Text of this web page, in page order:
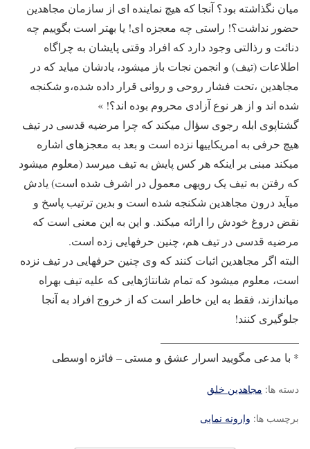
میان نگذاشته بود؟ آنجا كه هیچ نماینده ای از سازمان مجاهدین
حضور نداشت؟! راستی چه معجزه ای! یا بهتر است بگوییم چه
دنائت و رذالتی وجود دارد كه افراد وقتی پایشان به چراگاه
اطلاعات (تیف) و انجمن نجات باز میشود، یادشان میاید كه در
مجاهدین ،تحت فشار روحی و روانی قرار داده شده،و شكنجه
شده اند و از هر نوع آزادی محروم بوده اند؟! »
گشتاپوی ابله رجوی سؤال می‎کند که چرا مرضیه قدسی در تیف
هیچ حرفی به امریکایی‎ها نزده است و بعد به معجزه‎ای اشاره
می‎کند مبنی بر این‎که هر کس پایش به تیف می‎رسد (معلوم می‎شود
که رفتن به تیف یک رویه‎ی معمول در اشرف شده است) یادش
می‎آید درون مجاهدین شکنجه شده است و بدین ترتیب پاسخ و
نقض دروغ خودش را ارائه می‎کند. و این به این معنی است که
مرضیه قدسی در تیف هم، چنین حرف‎هایی زده است.
البته اگر مجاهدین اثبات کنند که وی چنین حرف‎هایی در تیف نزده
است، معلوم می‎شود که تمام شانتاژهایی که علیه تیف به‎راه
می‎اندازند، فقط به این خاطر است که از خروج افراد به آنجا
جلوگیری کنند!
* با مدعی مگویید اسرار عشق و مستی – فائزه اوسطی
دسته ها: مجاهدین خلق
برچسب ها: وارونه نمایی